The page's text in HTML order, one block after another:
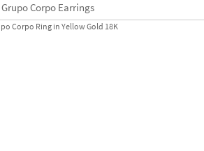
Grupo Corpo Earrings